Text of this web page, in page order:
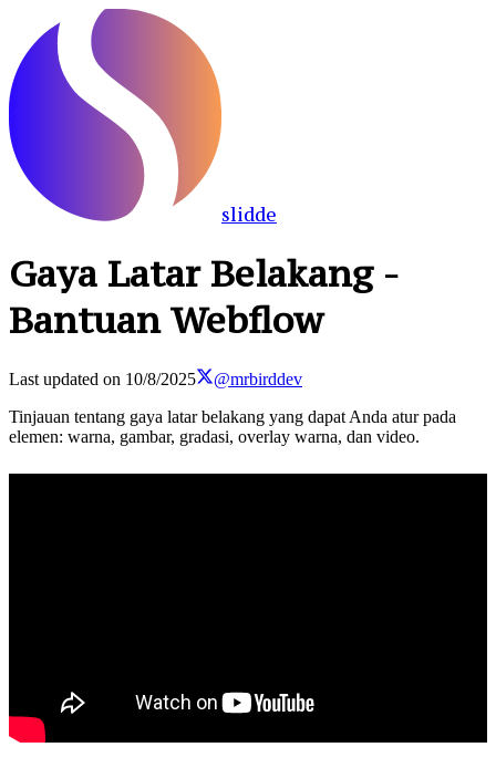
slidde
Gaya Latar Belakang -
Bantuan Webflow
Last updated on 10/8/2025
@mrbirddev
Tinjauan tentang gaya latar belakang yang dapat Anda atur pada
elemen: warna, gambar, gradasi, overlay warna, dan video.